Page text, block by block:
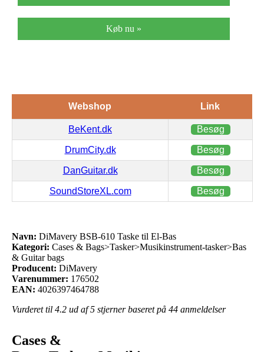
Køb nu »
Webshop Link
BeKent.dk Besøg
DrumCity.dk Besøg
DanGuitar.dk Besøg
SoundStoreXL.com Besøg
Navn: DiMavery BSB-610 Taske til El-Bas
Kategori: Cases & Bags>Tasker>Musikinstrument-tasker>Bas
& Guitar bags
Producent: DiMavery
Varenummer: 176502
EAN: 4026397464788
Vurderet til 4.2 ud af 5 stjerner baseret på 44 anmeldelser
Cases &